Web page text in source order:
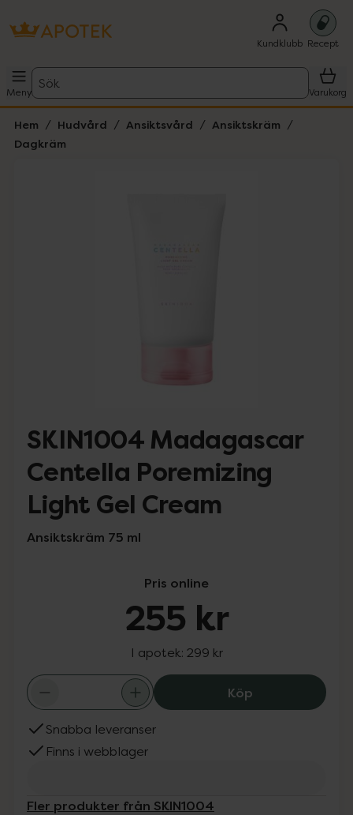
Kundklubb Recept
Meny
Sök
Varukorg
Hem Hudvård Ansiktsvård
Ansiktskräm
Dagkräm
SKIN1004 Madagascar
Centella Poremizing
Light Gel Cream
Ansiktskräm 75 ml
Pris online
255 kr
I apotek: 299 kr
KöpSKIN1004
Snabba leveranser
Finns i webblager
Fler produkter från SKIN1004